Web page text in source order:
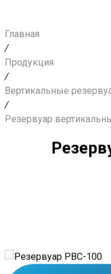
Главная
/
Продукция
/
Вертикальные
/
Резервуар